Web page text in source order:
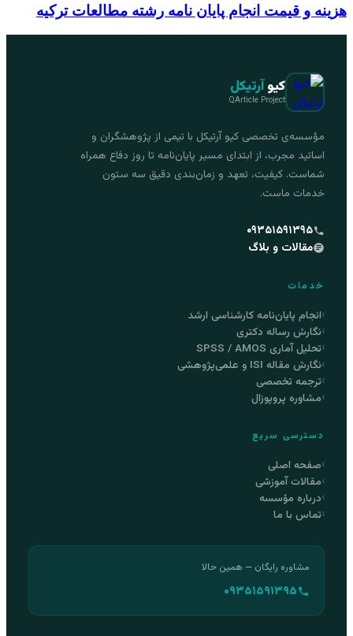
هزینه و قیمت انجام پایان نامه رشته مطالعات ترکیه
کیوآرتیکل
QArticle Project
مؤسسه‌ی تخصصی کیو آرتیکل با تیمی از پژوهشگران و
اساتید مجرب، از ابتدای مسیر پایان‌نامه تا روز دفاع همراه
شماست. کیفیت، تعهد و زمان‌بندی دقیق سه ستون
خدمات ماست.
۰۹۳۵۱۵۹۱۳۹۵
مقالات و بلاگ
خدمات
انجام پایان‌نامه کارشناسی ارشد
نگارش رساله دکتری
تحلیل آماری SPSS / AMOS
نگارش مقاله ISI و علمی‌پژوهشی
ترجمه تخصصی
مشاوره پروپوزال
دسترسی سریع
صفحه اصلی
مقالات آموزشی
درباره مؤسسه
تماس با ما
مشاوره رایگان — همین حالا
۰۹۳۵۱۵۹۱۳۹۵